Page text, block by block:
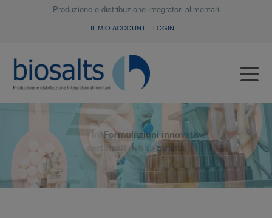
Produzione e distribuzione integratori alimentari
IL MIO ACCOUNT LOGIN
Integratori alimentari
certificati di alta qualità
Formulazioni innovative